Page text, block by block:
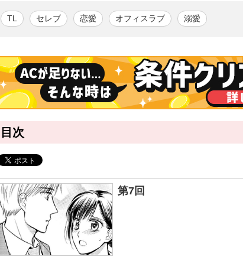
小牧夏子/漫画
ティーンズラブコミックを中心に活躍中。かわいらしい絵柄と
波奈海月/原作
愛知県在住。少女マンガとロボットアニメ好きで萌えはツンデ
党。
TL セレブ 恋愛 オフィスラブ 溺愛
目次
第7回